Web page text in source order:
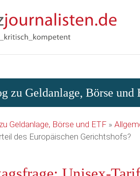
zu Geldanlage, Börse und
Geldanlage, Börse und ETF»
des Europäischen Gerichtshofs?